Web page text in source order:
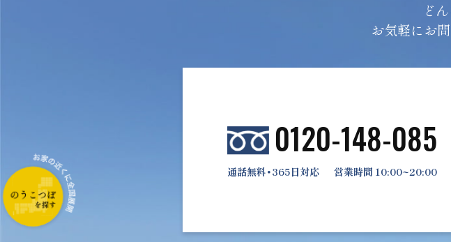
ど
お気軽にお
0120-148-085
通話無料・365日対応 営業時間 10:00~20:00